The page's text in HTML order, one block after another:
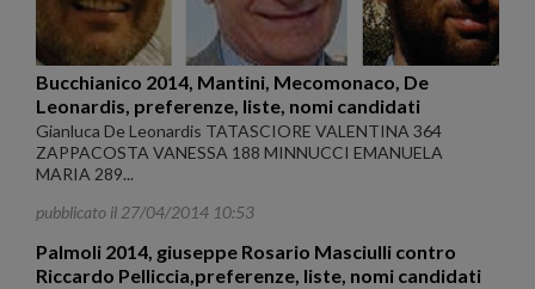
Bucchianico 2014, Mantini, Mecomonaco, De
Leonardis, preferenze, liste, nomi candidati
Gianluca De Leonardis TATASCIORE VALENTINA 364
ZAPPACOSTA VANESSA 188 MINNUCCI EMANUELA
MARIA 289...
pubblicato il 27/04/2014 10:53
Palmoli 2014, giuseppe Rosario Masciulli contro
Riccardo Pelliccia,preferenze, liste, nomi candidati